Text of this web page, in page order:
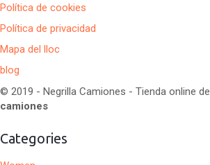
Política de cookies
Política de privacidad
Mapa del lloc
blog
© 2019 - Negrilla Camiones - Tienda online de
camiones
Categories